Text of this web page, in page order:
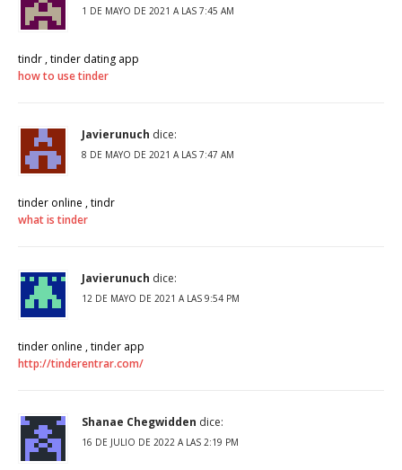
1 DE MAYO DE 2021 A LAS 7:45 AM
tindr , tinder dating app
how to use tinder
Javierunuch dice:
8 DE MAYO DE 2021 A LAS 7:47 AM
tinder online , tindr
what is tinder
Javierunuch dice:
12 DE MAYO DE 2021 A LAS 9:54 PM
tinder online , tinder app
http://tinderentrar.com/
Shanae Chegwidden dice:
16 DE JULIO DE 2022 A LAS 2:19 PM